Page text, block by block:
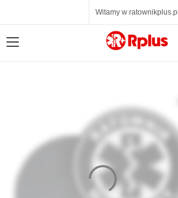
Witamy w ratownikplus.pl